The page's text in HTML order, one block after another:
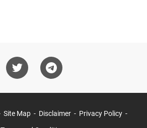
Site Map Disclaimer Privacy Policy